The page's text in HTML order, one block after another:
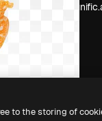
Cerchi
to the storing of